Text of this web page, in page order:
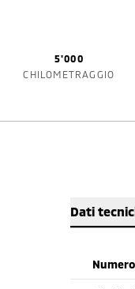
5'000
CHILOMETRAGGIO
Dati